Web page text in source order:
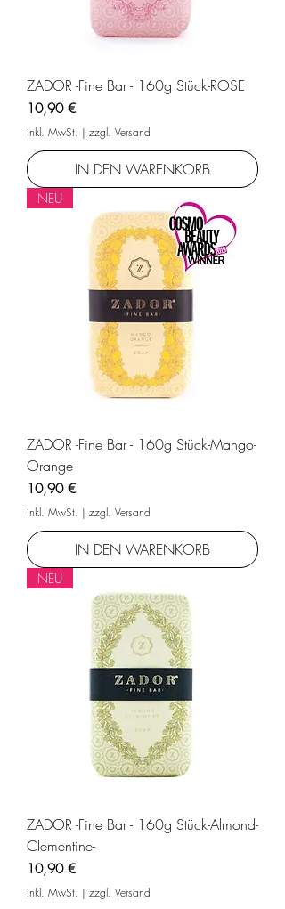
ZADOR -Fine Bar - 160g Stück-ROSE
Preis
10,90 €
inkl. MwSt. | zzgl. Versand
IN DEN WARENKORB
NEU
ZADOR -Fine Bar - 160g Stück-Mango-
Orange
Preis
10,90 €
inkl. MwSt. | zzgl. Versand
IN DEN WARENKORB
NEU
ZADOR -Fine Bar - 160g Stück-Almond-
Clementine-
Preis
10,90 €
inkl. MwSt. | zzgl. Versand